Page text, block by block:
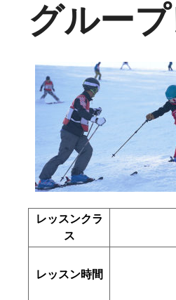
グルー
レッスンクラ
ス
レッスン時間